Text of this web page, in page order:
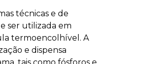
técnicas e de
ser utilizada em
termoencolhível. A
e dispensa